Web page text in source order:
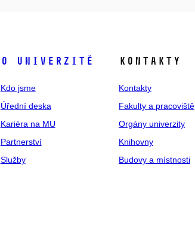
O univerzitě
Kdo jsme
Úřední deska
Kariéra na MU
Partnerství
Služby
Kontakty
Kontakty
Fakulty a pracoviště
Orgány univerzity
Knihovny
Budovy a místnosti